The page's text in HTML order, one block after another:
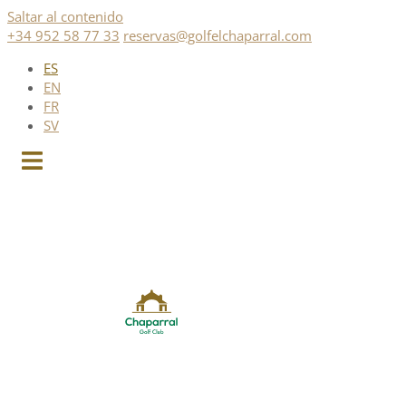
Saltar al contenido
+34 952 58 77 33 reservas@golfelchaparral.com
ES
EN
FR
SV